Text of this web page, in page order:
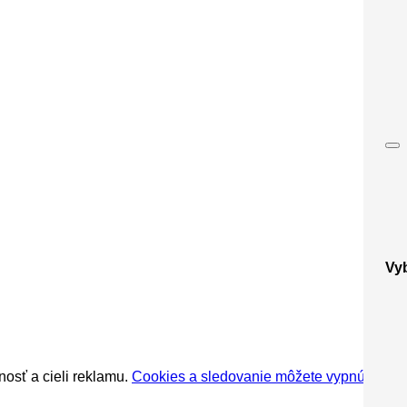
a cieli reklamu. Cookies a sledovanie môžete vypnúť